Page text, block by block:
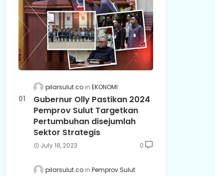
pilarsulut.co EKONOMI
Gubernur Olly Pastikan 2024
Pemprov Sulut Targetkan
Pertumbuhan disejumlah
Sektor Strategis
July 18, 2023 0
pilarsulut.co Pemprov Sulut